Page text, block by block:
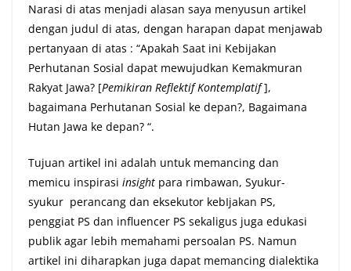
Narasi di atas menjadi alasan saya menyusun artikel
dengan judul di atas, dengan harapan dapat menjawab
pertanyaan di atas : “Apakah Saat ini Kebijakan
Perhutanan Sosial dapat mewujudkan Kemakmuran
Rakyat Jawa? [Pemikiran Reflektif Kontemplatif],
bagaimana Perhutanan Sosial ke depan?, Bagaimana
Hutan Jawa ke depan? “.
Tujuan artikel ini adalah untuk memancing dan
memicu inspirasi insight para rimbawan, Syukur-
syukur perancang dan eksekutor kebIjakan PS,
penggiat PS dan influencer PS sekaligus juga edukasi
publik agar lebih memahami persoalan PS. Namun
artikel ini diharapkan juga dapat memancing dialektika